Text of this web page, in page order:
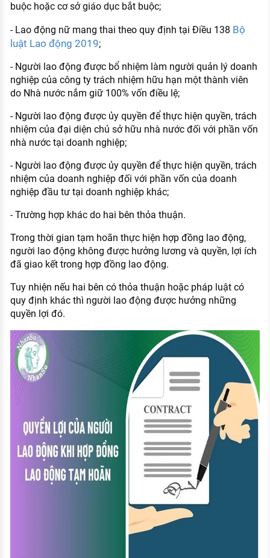
buộc hoặc cơ sở giáo dục bắt buộc;
- Lao động nữ mang thai theo quy định tại Điều 138 Bộ
luật Lao động 2019;
- Người lao động được bổ nhiệm làm người quản lý doanh
nghiệp của công ty trách nhiệm hữu hạn một thành viên
do Nhà nước nắm giữ 100% vốn điều lệ;
- Người lao động được ủy quyền để thực hiện quyền, trách
nhiệm của đại diện chủ sở hữu nhà nước đối với phần vốn
nhà nước tại doanh nghiệp;
- Người lao động được ủy quyền để thực hiện quyền, trách
nhiệm của doanh nghiệp đối với phần vốn của doanh
nghiệp đầu tư tại doanh nghiệp khác;
- Trường hợp khác do hai bên thỏa thuận.
Trong thời gian tạm hoãn thực hiện hợp đồng lao động,
người lao động không được hưởng lương và quyền, lợi ích
đã giao kết trong hợp đồng lao động.
Tuy nhiện nếu hai bên có thỏa thuận hoặc pháp luật có
quy định khác thì người lao động được hưởng những
quyền lợi đó.